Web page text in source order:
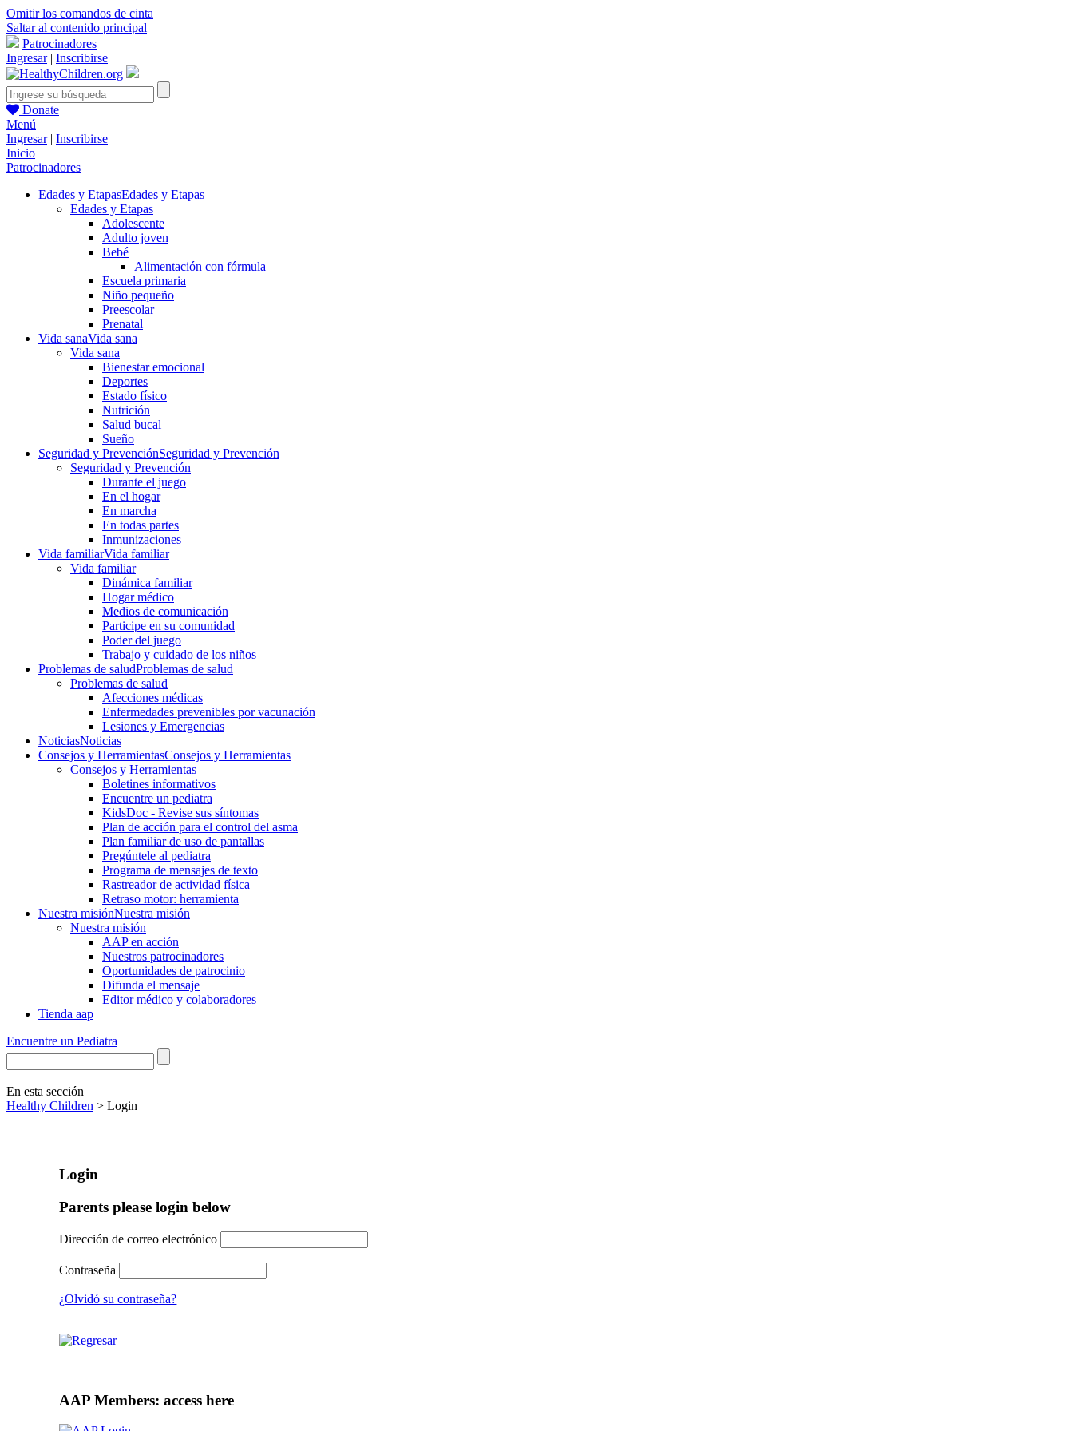
Omitir los comandos de cinta
Saltar al contenido principal
Patrocinadores
Ingresar| Inscribirse
Donate
Menú
Ingresar| Inscribirse
Inicio
Patrocinadores
Edades y EtapasEdades y Etapas
Edades y Etapas
Adolescente
Adulto joven
Bebé
Alimentación con fórmula
Escuela primaria
Niño pequeño
Preescolar
Prenatal
Vida sanaVida sana
Vida sana
Bienestar emocional
Deportes
Estado físico
Nutrición
Salud bucal
Sueño
Seguridad y PrevenciónSeguridad y Prevención
Seguridad y Prevención
Durante el juego
En el hogar
En marcha
En todas partes
Inmunizaciones
Vida familiarVida familiar
Vida familiar
Dinámica familiar
Hogar médico
Medios de comunicación
Participe en su comunidad
Poder del juego
Trabajo y cuidado de los niños
Problemas de saludProblemas de salud
Problemas de salud
Afecciones médicas
Enfermedades prevenibles por vacunación
Lesiones y Emergencias
NoticiasNoticias
Consejos y HerramientasConsejos y Herramientas
Consejos y Herramientas
Boletines informativos
Encuentre un pediatra
KidsDoc - Revise sus síntomas
Plan de acción para el control del asma
Plan familiar de uso de pantallas
Pregúntele al pediatra
Programa de mensajes de texto
Rastre​​ador de activida​d física
Retraso motor: herramienta
Nuestra misiónNuestra misión
Nuestra misión
AAP en acción
Nuestros patrocinadores
Oportunidades de patrocinio
Difunda el mensaje
Editor médico y colaboradores
Tienda aap
Encuentre un Pediatra
En esta sección
Healthy Children > Login
Login
Parents please login below
Dirección de correo electrónico
Contraseña
¿Olvidó su contraseña?
AAP Members: access here